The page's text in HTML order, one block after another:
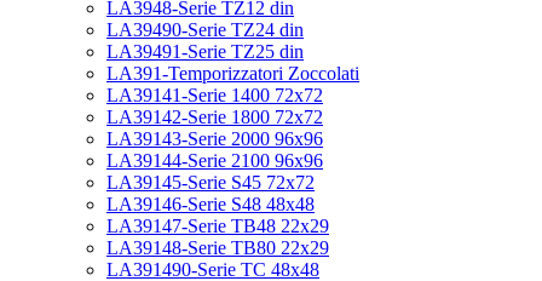
LA3948-Serie TZ12 din
LA39490-Serie TZ24 din
LA39491-Serie TZ25 din
LA391-Temporizzatori Zoccolati
LA39141-Serie 1400 72x72
LA39142-Serie 1800 72x72
LA39143-Serie 2000 96x96
LA39144-Serie 2100 96x96
LA39145-Serie S45 72x72
LA39146-Serie S48 48x48
LA39147-Serie TB48 22x29
LA39148-Serie TB80 22x29
LA391490-Serie TC 48x48